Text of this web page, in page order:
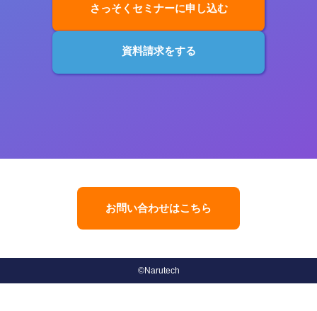
さっそくセミナーに申し込む
資料請求をする
お問い合わせはこちら
©Narutech